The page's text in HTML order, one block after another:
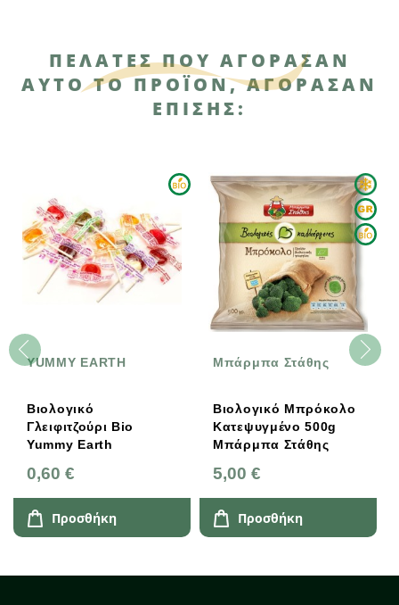
ΠΕΛΆΤΕΣ ΠΟΥ ΑΓΌΡΑΣΑΝ
ΑΥΤΌ ΤΟ ΠΡΟΪΌΝ, ΑΓΌΡΑΣΑΝ
ΕΠΊΣΗΣ:
YUMMY EARTH
Βιολογικό
Γλειφιτζούρι Βio
Yummy Earth
0,60 €
Προσθήκη
Μπάρμπα Στάθης
Βιολογικό Μπρόκολο
Κατεψυγμένο 500g
Μπάρμπα Στάθης
5,00 €
Προσθήκη